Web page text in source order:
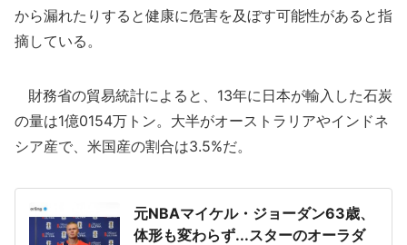
から漏れたりすると健康に危害を及ぼす可能性があると指
摘している。
財務省の貿易統計によると、13年に日本が輸入した石炭
の量は1億0154万トン。大半がオーストラリアやインドネ
シア産で、米国産の割合は3.5%だ。
元NBAマイケル・ジョーダン63歳、
体形も変わらず...スターのオーラダ